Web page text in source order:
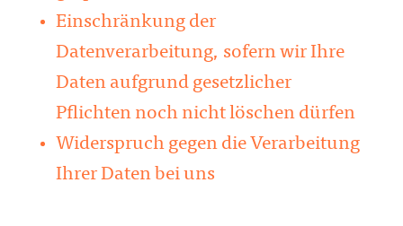
Einschränkung der
Datenverarbeitung, sofern wir Ihre
Daten aufgrund gesetzlicher
Pflichten noch nicht löschen dürfen
Widerspruch gegen die Verarbeitung
Ihrer Daten bei uns